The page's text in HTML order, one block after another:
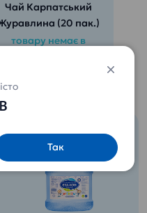
Чай Карпатський
(20 пак.)
товару немає в
Так